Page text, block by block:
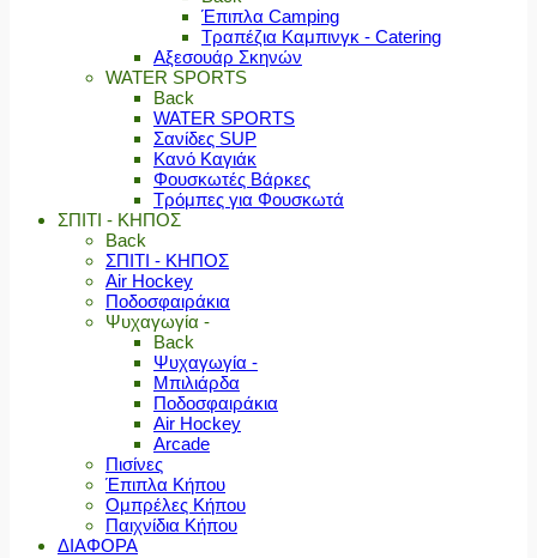
Έπιπλα Camping
Τραπέζια Καμπινγκ - Catering
Αξεσουάρ Σκηνών
WATER SPORTS
Back
WATER SPORTS
Σανίδες SUP
Κανό Καγιάκ
Φουσκωτές Βάρκες
Τρόμπες για Φουσκωτά
ΣΠΙΤΙ - ΚΗΠΟΣ
Back
ΣΠΙΤΙ - ΚΗΠΟΣ
Air Hockey
Ποδοσφαιράκια
Ψυχαγωγία -
Back
Ψυχαγωγία -
Μπιλιάρδα
Ποδοσφαιράκια
Air Hockey
Arcade
Πισίνες
Έπιπλα Κήπου
Ομπρέλες Κήπου
Παιχνίδια Κήπου
ΔΙΑΦΟΡΑ